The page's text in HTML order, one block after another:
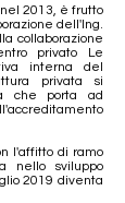
2013, è frutto
dell'Ing.
collaborazione
privato Le
interna del
privata si
che porta ad
l'affitto di ramo
nello sviluppo
2019 diventa